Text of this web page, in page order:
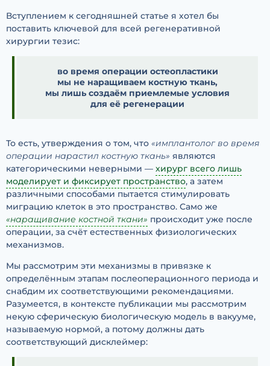
Вступлением к сегодняшней статье я хотел бы
поставить ключевой для всей регенеративной
хирургии тезис:
во время операции остеопластики
мы не наращиваем костную ткань,
мы лишь создаём приемлемые условия
для её регенерации
То есть, утверждения о том, что «имплантолог во время
операции нарастил костную ткань» являются
категорическими неверными — хирург всего лишь
моделирует и фиксирует пространство, а затем
различными способами пытается стимулировать
миграцию клеток в это пространство. Само же
«наращивание костной ткани» происходит уже после
операции, за счёт естественных физиологических
механизмов.
Мы рассмотрим эти механизмы в привязке к
определённым этапам послеоперационного периода и
снабдим их соответствующими рекомендациями.
Разумеется, в контексте публикации мы рассмотрим
некую сферическую биологическую модель в вакууме,
называемую нормой, а потому должны дать
соответствующий дисклеймер: